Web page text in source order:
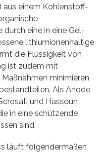
einem Kohlenstoff-
eine in eine Gel-
lithiumionenhaltige
die Flüssigkeit von
ist zudem mit
minimieren
Als Anode
und Hassoun
in eine schützende
sind.
läuft folgendermaßen